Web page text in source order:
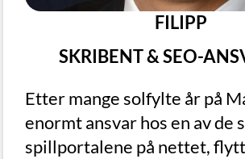
FILIPP
SKRIBENT & SEO-
Etter mange solfylte år på
enormt ansvar hos en av de
spillportalene på nettet,